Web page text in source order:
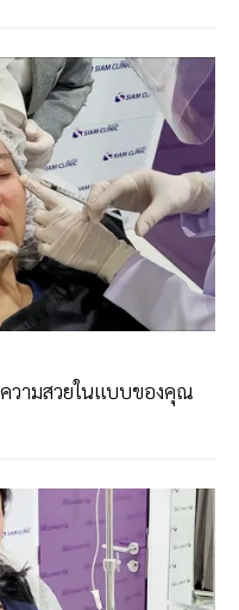
วามสวยในเเบบของคุณ